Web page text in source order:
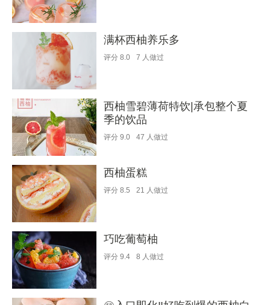
满杯西柚养乐多
评分 8.0 7 人做过
西柚雪碧薄荷特饮|承包整个夏
季的饮品
评分 9.0 47 人做过
西柚蛋糕
评分 8.5 21 人做过
巧吃葡萄柚
评分 9.4 8 人做过